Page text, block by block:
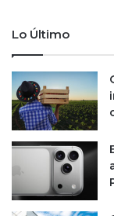
Lo Último